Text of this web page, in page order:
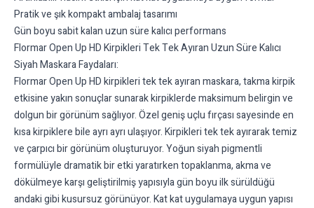
Pratik ve şık kompakt ambalaj tasarımı
Gün boyu sabit kalan uzun süre kalıcı performans
Flormar Open Up HD Kirpikleri Tek Tek Ayıran Uzun Süre Kalıcı
Siyah Maskara Faydaları:
Flormar Open Up HD kirpikleri tek tek ayıran maskara, takma kirpik
etkisine yakın sonuçlar sunarak kirpiklerde maksimum belirgin ve
dolgun bir görünüm sağlıyor. Özel geniş uçlu fırçası sayesinde en
kısa kirpiklere bile ayrı ayrı ulaşıyor. Kirpikleri tek tek ayırarak temiz
ve çarpıcı bir görünüm oluşturuyor. Yoğun siyah pigmentli
formülüyle dramatik bir etki yaratırken topaklanma, akma ve
dökülmeye karşı geliştirilmiş yapısıyla gün boyu ilk sürüldüğü
andaki gibi kusursuz görünüyor. Kat kat uygulamaya uygun yapısı